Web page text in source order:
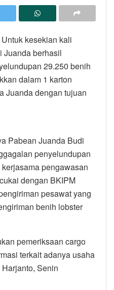
kesekian kali
Juanda berhasil
29.250 benih
dalam 1 karton
Juanda dengan tujuan
Pabean Juanda Budi
penyelundupan
pengawasan
dengan BKIPM
pesawat yang
benih lobster
pemeriksaan cargo
terkait adanya usaha
Senin